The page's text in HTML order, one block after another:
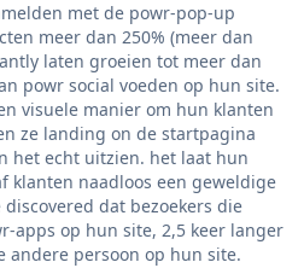
met de powr-pop-up
meer dan 250% (meer dan
laten groeien tot meer dan
powr social voeden op hun site.
visuele manier om hun klanten
ze landing on de startpagina
het echt uitzien. het laat hun
klanten naadloos een geweldige
dat bezoekers die
apps op hun site, 2,5 keer langer
andere persoon op hun site.